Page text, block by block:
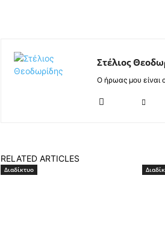
Στέλιος
Ο ήρωας μου είναι
RELATED ARTICLES
Διαδίκτυο